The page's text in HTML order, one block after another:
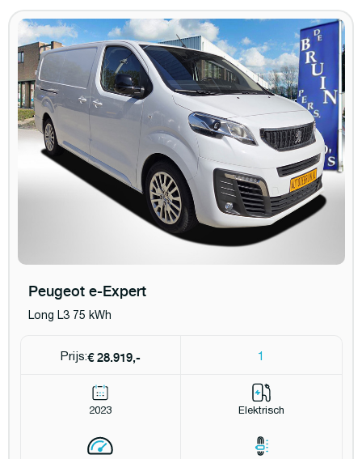
Peugeot e-Expert
Long L3 75 kWh
Prijs:€ 28.919,- 1
2023 Elektrisch